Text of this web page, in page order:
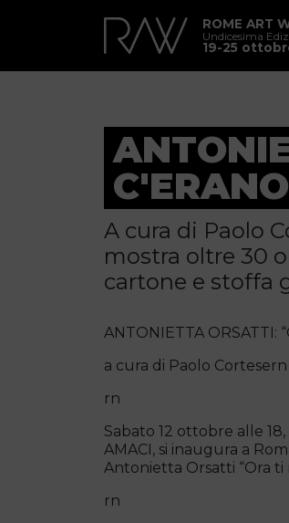
ROME ART
Undicesima
19-25
A cura di Paolo
mostra oltre 30
cartone e stoffa
ANTONIETTA ORSATTI:
a cura di Paolo Cortesern
rn
Sabato 12 ottobre alle
AMACI, si inaugura a
Antonietta Orsatti “Ora ti
rn